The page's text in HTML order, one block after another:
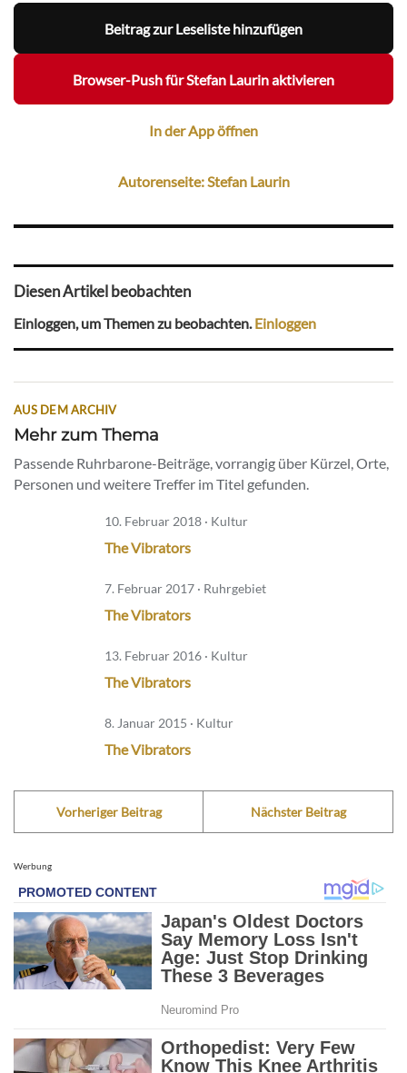
Beitrag zur Leseliste hinzufügen
Browser-Push für Stefan Laurin aktivieren
In der App öffnen
Autorenseite: Stefan Laurin
Diesen Artikel beobachten
Einloggen, um Themen zu beobachten.Einloggen
AUS DEM ARCHIV
Mehr zum Thema
Passende Ruhrbarone-Beiträge, vorrangig über Kürzel, Orte,
Personen und weitere Treffer im Titel gefunden.
10. Februar 2018 · Kultur
The Vibrators
7. Februar 2017 · Ruhrgebiet
The Vibrators
13. Februar 2016 · Kultur
The Vibrators
8. Januar 2015 · Kultur
The Vibrators
Vorheriger Beitrag Nächster Beitrag
Werbung